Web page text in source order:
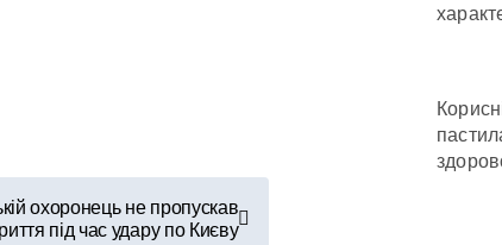
охоронець не пропускав
під час удару по Києву